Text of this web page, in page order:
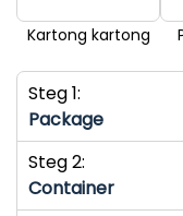
Kartong kartong
Steg 1:
Package
Steg 2:
Container